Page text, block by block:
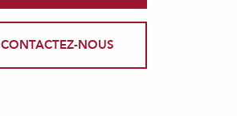
CONTACTEZ-NOUS